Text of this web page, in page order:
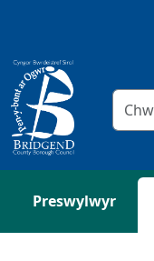
Meini
Preswylwyr